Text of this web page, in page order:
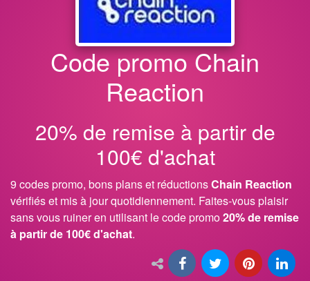
Code promo Chain
Reaction
20% de remise à partir de
100€ d'achat
9 codes promo, bons plans et réductionsChain Reaction
vérifiés et mis à jour quotidiennement. Faites-vous plaisir
sans vous ruiner en utilisant le code promo20% de remise
à partir de 100€ d'achat.